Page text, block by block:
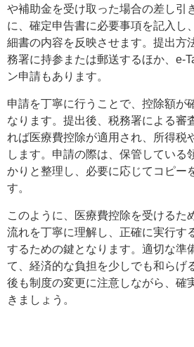
や補助金を受け取った場合の差し引
に、確定申告書に必要事項を記入し
細書の内容を反映させます。提出方
務署に持参または郵送するほか、e-
ン申請もあります。
申請を丁寧に行うことで、控除額が
なります。提出後、税務署による審
れば医療費控除が適用され、所得税
します。申請の際は、保管している
かりと整理し、必要に応じてコピー
す。
このように、医療費控除を受けるた
流れを丁寧に理解し、正確に実行す
するための鍵となります。適切な準
て、経済的な負担を少しでも和らげ
後も制度の変更に注意しながら、確
きましょう。